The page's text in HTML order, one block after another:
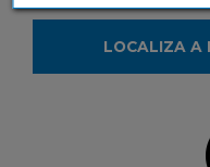
LOCALIZA A